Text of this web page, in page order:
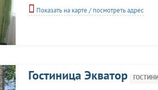
Показать на карте / посмотреть адрес
Гостиница Экватор